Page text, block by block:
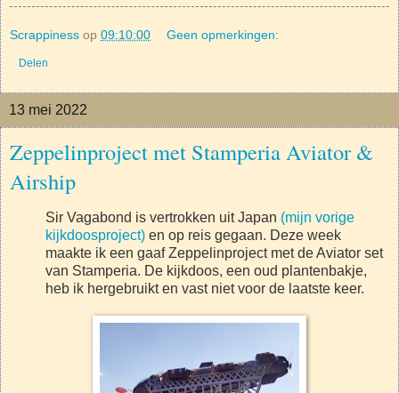
Scrappiness op 09:10:00 Geen opmerkingen:
Delen
13 mei 2022
Zeppelinproject met Stamperia Aviator &
Airship
Sir Vagabond is vertrokken uit Japan (mijn vorige
kijkdoosproject) en op reis gegaan. Deze week
maakte ik een gaaf Zeppelinproject met de Aviator set
van Stamperia. De kijkdoos, een oud plantenbakje,
heb ik hergebruikt en vast niet voor de laatste keer.